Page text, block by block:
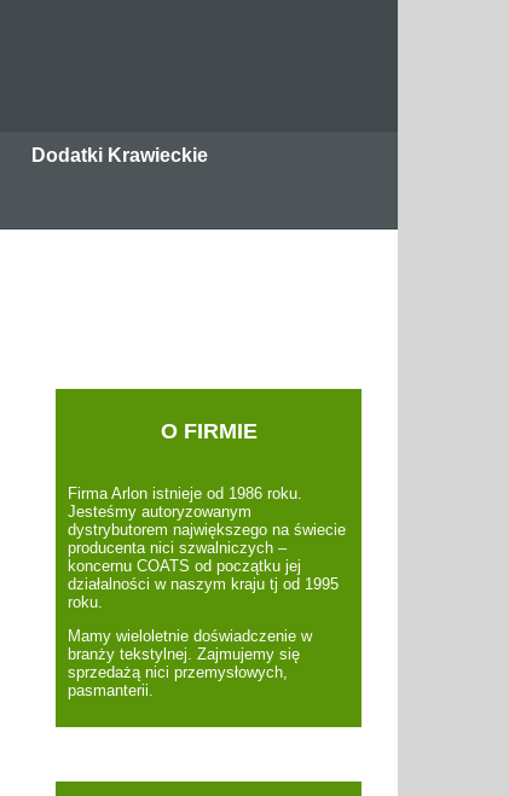
Dodatki Krawieckie
O FIRMIE
Firma Arlon istnieje od 1986 roku.
Jesteśmy autoryzowanym
dystrybutorem największego na świecie
producenta nici szwalniczych –
koncernu COATS od początku jej
działalności w naszym kraju tj od 1995
roku.
Mamy wieloletnie doświadczenie w
branży tekstylnej. Zajmujemy się
sprzedażą nici przemysłowych,
pasmanterii.